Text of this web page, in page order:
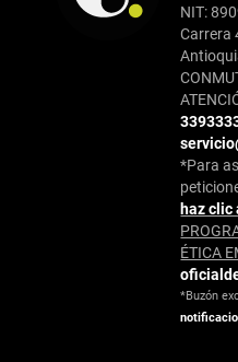
NIT:
Carrera
*Para
haz clic
ÉTICA
*Buzón